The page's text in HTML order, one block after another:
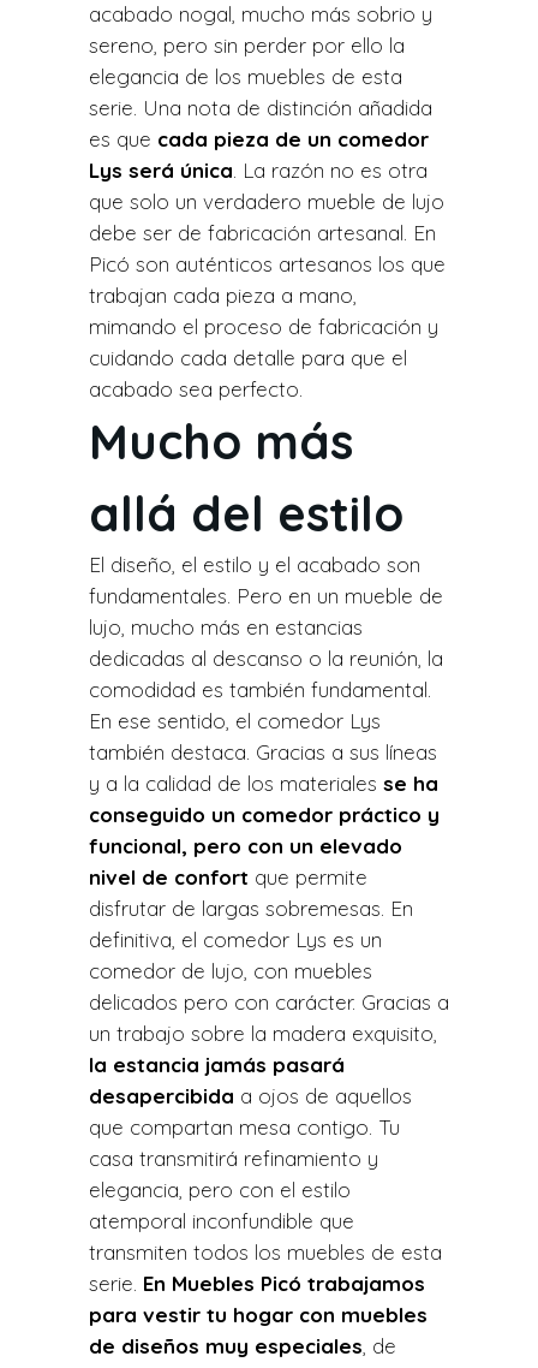
acabado nogal, mucho más sobrio y
sereno, pero sin perder por ello la
elegancia de los muebles de esta
serie. Una nota de distinción añadida
es que cada pieza de un comedor
Lys será única. La razón no es otra
que solo un verdadero mueble de lujo
debe ser de fabricación artesanal. En
Picó son auténticos artesanos los que
trabajan cada pieza a mano,
mimando el proceso de fabricación y
cuidando cada detalle para que el
acabado sea perfecto.
Mucho más
allá del estilo
El diseño, el estilo y el acabado son
fundamentales. Pero en un mueble de
lujo, mucho más en estancias
dedicadas al descanso o la reunión, la
comodidad es también fundamental.
En ese sentido, el comedor Lys
también destaca. Gracias a sus líneas
y a la calidad de los materiales se ha
conseguido un comedor práctico y
funcional, pero con un elevado
nivel de confort que permite
disfrutar de largas sobremesas. En
definitiva, el comedor Lys es un
comedor de lujo, con muebles
delicados pero con carácter. Gracias a
un trabajo sobre la madera exquisito,
la estancia jamás pasará
desapercibida a ojos de aquellos
que compartan mesa contigo. Tu
casa transmitirá refinamiento y
elegancia, pero con el estilo
atemporal inconfundible que
transmiten todos los muebles de esta
serie. En Muebles Picó trabajamos
para vestir tu hogar con muebles
de diseños muy especiales, de